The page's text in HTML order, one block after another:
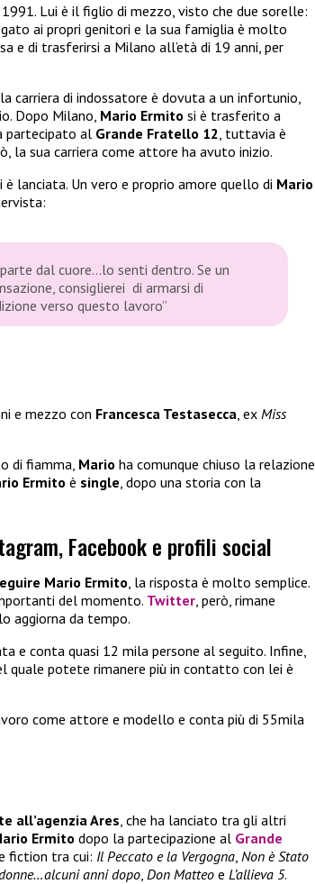
Lui è il figlio di mezzo, visto che due sorelle:
ai propri genitori e la sua famiglia è molto
e di trasferirsi a Milano all’età di 19 anni, per
carriera di indossatore è dovuta a un infortunio,
Dopo Milano, Mario Ermito si è trasferito a
partecipato al Grande Fratello 12 , tuttavia è
la sua carriera come attore ha avuto inizio.
lanciata. Un vero e proprio amore quello di Mario
dal cuore…lo senti dentro. Se un
consiglierei di armarsi di
verso questo lavoro”
e mezzo con Francesca Testasecca, ex Miss
di fiamma, Mario ha comunque chiuso la relazione
Ermito è single, dopo una storia con la
Facebook e profili social
Mario Ermito, la risposta è molto semplice.
del momento. Twitter, però, rimane
aggiorna da tempo.
e conta quasi 12 mila persone al seguito. Infine,
quale potete rimanere più in contatto con lei è
come attore e modello e conta più di 55mila
all’agenzia Ares , che ha lanciato tra gli altri
Ermito dopo la partecipazione al Grande
fiction tra cui: Il Peccato e la Vergogna Non è Stato
anni dopo Don Matteo e L’allieva 5.